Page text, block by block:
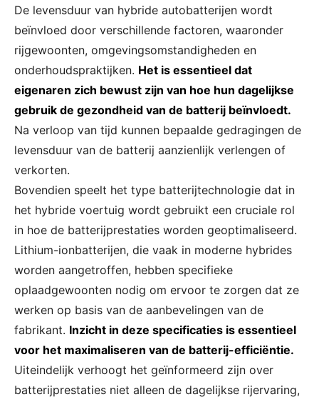
De levensduur van hybride autobatterijen wordt
beïnvloed door verschillende factoren, waaronder
rijgewoonten, omgevingsomstandigheden en
onderhoudspraktijken. Het is essentieel dat
eigenaren zich bewust zijn van hoe hun dagelijkse
gebruik de gezondheid van de batterij beïnvloedt.
Na verloop van tijd kunnen bepaalde gedragingen de
levensduur van de batterij aanzienlijk verlengen of
verkorten.
Bovendien speelt het type batterijtechnologie dat in
het hybride voertuig wordt gebruikt een cruciale rol
in hoe de batterijprestaties worden geoptimaliseerd.
Lithium-ionbatterijen, die vaak in moderne hybrides
worden aangetroffen, hebben specifieke
oplaadgewoonten nodig om ervoor te zorgen dat ze
werken op basis van de aanbevelingen van de
fabrikant. Inzicht in deze specificaties is essentieel
voor het maximaliseren van de batterij-efficiëntie.
Uiteindelijk verhoogt het geïnformeerd zijn over
batterijprestaties niet alleen de dagelijkse rijervaring,